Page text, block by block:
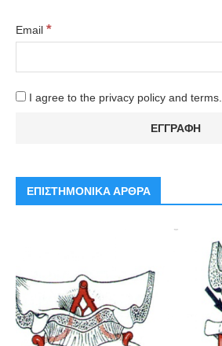
Email *
I agree to the privacy policy and terms.
ΕΠΙΣΤΗΜΟΝΙΚΑ ΑΡΘΡΑ